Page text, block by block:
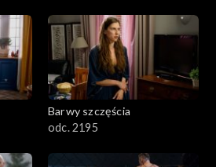
Barwy szczęścia
odc. 2195